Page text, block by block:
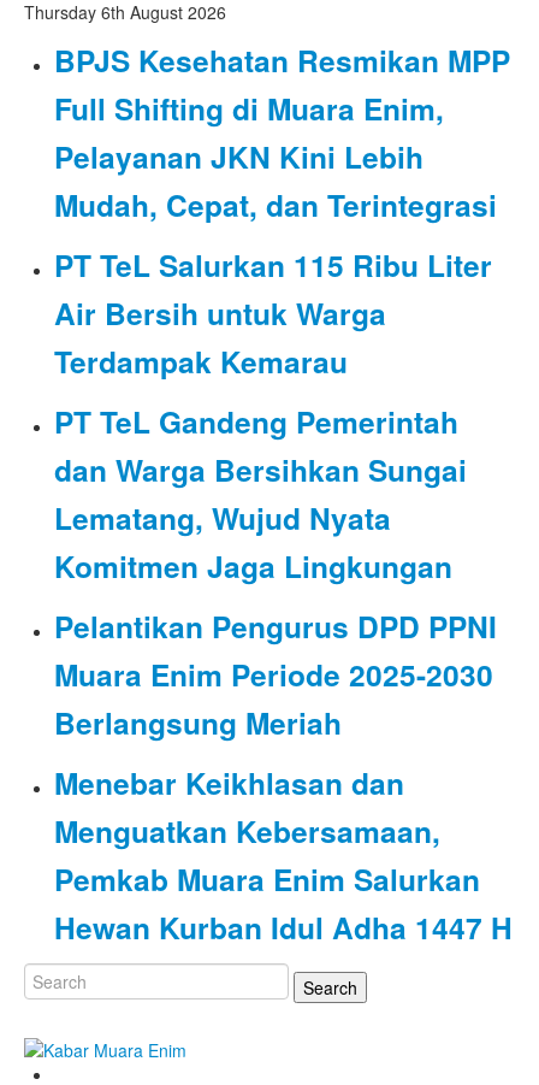
Thursday 6th August 2026
BPJS Kesehatan Resmikan MPP
Full Shifting di Muara Enim,
Pelayanan JKN Kini Lebih
Mudah, Cepat, dan Terintegrasi
PT TeL Salurkan 115 Ribu Liter
Air Bersih untuk Warga
Terdampak Kemarau
PT TeL Gandeng Pemerintah
dan Warga Bersihkan Sungai
Lematang, Wujud Nyata
Komitmen Jaga Lingkungan
Pelantikan Pengurus DPD PPNI
Muara Enim Periode 2025-2030
Berlangsung Meriah
Menebar Keikhlasan dan
Menguatkan Kebersamaan,
Pemkab Muara Enim Salurkan
Hewan Kurban Idul Adha 1447 H